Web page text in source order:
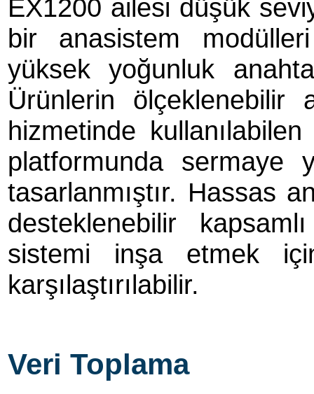
EX1200 ailesi düşük
bir anasistem
yüksek yoğunluk
Ürünlerin
hizmetinde
platformunda sermaye
tasarlanmıştır. Hassas
desteklenebilir
sistemi inşa etmek
karşılaştırılabilir.
Veri Toplama